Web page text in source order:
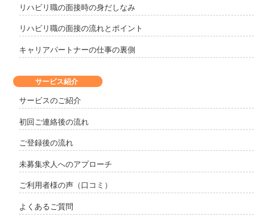
サービス紹介
サービスのご紹介
初回ご連絡後の流れ
ご登録後の流れ
未募集求人へのアプローチ
ご利用者様の声（口コミ）
よくあるご質問
リハビリ職の面接時の身だしなみ
リハビリ職の面接の流れとポイント
キャリアパートナーの仕事の裏側